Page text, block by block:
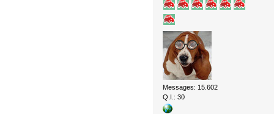
Messages: 15.602
Q.I.: 30